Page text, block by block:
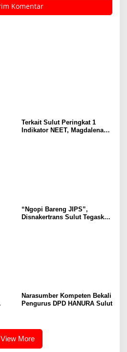
Terkait Sulut Peringkat 1
Indikator NEET, Magdalena
“Ngopi Bareng JIPS”,
Disnakertrans Sulut Tegaskan
Narasumber Kompeten Bekali
Pengurus DPD HANURA Sulut
View More